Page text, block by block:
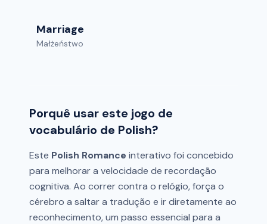
Marriage
Małżeństwo
Porquê usar este jogo de
vocabulário de Polish?
Este Polish Romance interativo foi concebido
para melhorar a velocidade de recordação
cognitiva. Ao correr contra o relógio, força o
cérebro a saltar a tradução e ir diretamente ao
reconhecimento, um passo essencial para a